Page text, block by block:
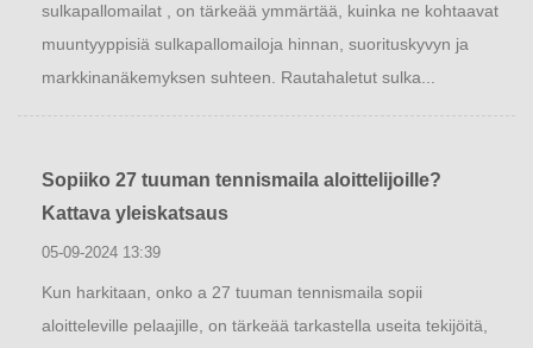
sulkapallomailat , on tärkeää ymmärtää, kuinka ne kohtaavat
muuntyyppisiä sulkapallomailoja hinnan, suorituskyvyn ja
markkinanäkemyksen suhteen. Rautahaletut sulka...
Sopiiko 27 tuuman tennismaila aloittelijoille?
Kattava yleiskatsaus
05-09-2024 13:39
Kun harkitaan, onko a 27 tuuman tennismaila sopii
aloitteleville pelaajille, on tärkeää tarkastella useita tekijöitä,